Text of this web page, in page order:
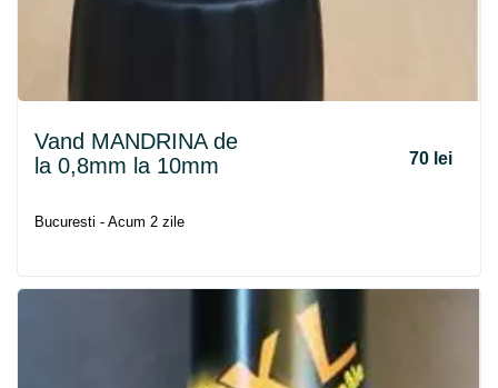
Vand MANDRINA de
la 0,8mm la 10mm
70 lei
Bucuresti - Acum 2 zile